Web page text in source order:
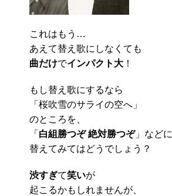
これはもう…
あえて替え歌にしなくても
曲だけでインパクト大 ！
もし替え歌にするなら
「桜吹雪のサライの空へ」
のところを、
「 白組勝つぞ 絶対勝つぞ」などに
替えてみてはどうでしょう？
渋すぎて笑いが
起こるかもしれませんが、